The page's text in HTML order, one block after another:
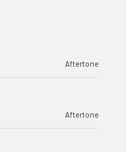
Aftertone
Aftertone